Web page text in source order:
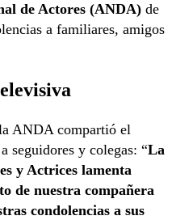
de Actores (ANDA) de
a familiares, amigos
ANDA compartió el
seguidores y colegas: “La
y Actrices lamenta
de nuestra compañera
condolencias a sus